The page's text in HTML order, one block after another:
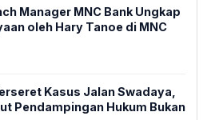
Manager MNC Bank Ungkap
oleh Hary Tanoe di MNC
Kasus Jalan Swadaya,
Pendampingan Hukum Bukan